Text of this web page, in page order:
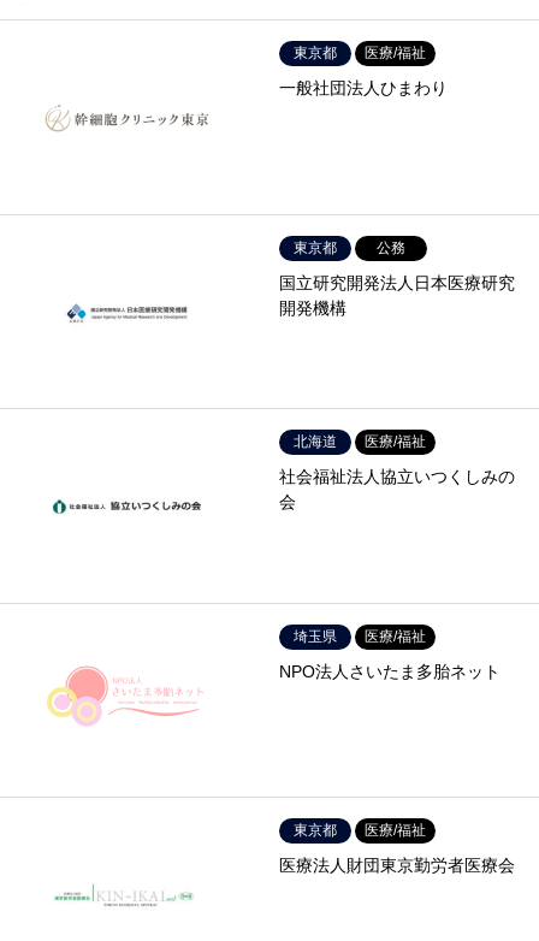
東京都 医療/福祉
一般社団法人ひまわり
東京都 公務
国立研究開発法人日本医療研究
開発機構
北海道 医療/福祉
社会福祉法人協立いつくしみの
会
埼玉県 医療/福祉
NPO法人さいたま多胎ネット
東京都 医療/福祉
医療法人財団東京勤労者医療会